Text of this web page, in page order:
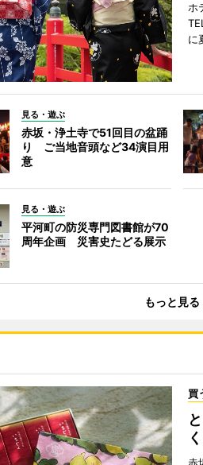
ホ
に
見る・遊ぶ
赤坂・浄土寺で51回目の盆踊
り ご当地音頭など34演目用
意
見る・遊ぶ
平河町の防災専門図書館が70
周年企画 災害史たどる展示
もっと見る
買